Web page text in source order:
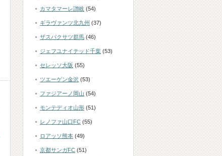
カマタマーレ讃岐 (54)
ギラヴァンツ北九州 (37)
ザスパクサツ群馬 (46)
ジェフユナイテッド千葉 (53)
セレッソ大阪 (55)
ツエーゲン金沢 (53)
ファジアーノ岡山 (54)
モンテディオ山形 (51)
レノファ山口FC (55)
ロアッソ熊本 (49)
京都サンガFC (51)